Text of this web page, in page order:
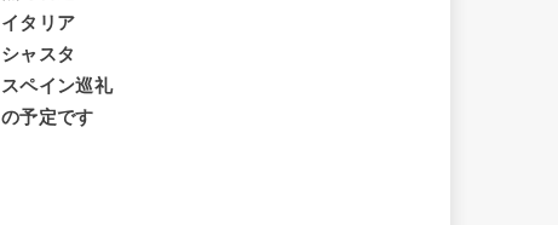
イタリア
シャスタ
スペイン巡礼
の予定です